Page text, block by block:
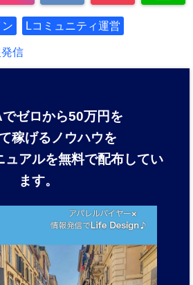
Lコミュニティ運営
信
ゼロから50万円を
稼げるノウハウを
ュアルを無料で配布してい
ます。